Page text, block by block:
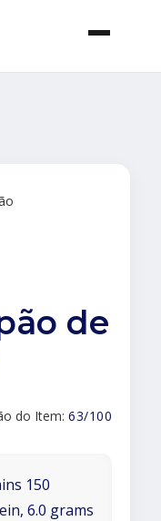
de
do Item: 63/100
150
6.0 grams